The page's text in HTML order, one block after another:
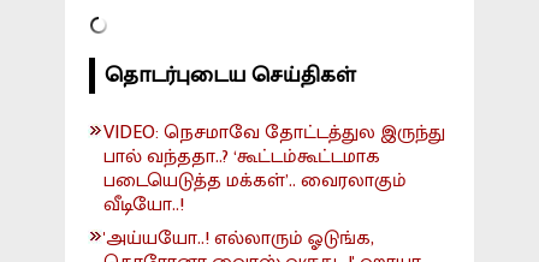
தொடர்புடைய செய்திகள்
VIDEO: நெசமாவே தோட்டத்துல இருந்து
பால் வந்ததா..? ‘கூட்டம்கூட்டமாக
படையெடுத்த மக்கள்’.. வைரலாகும்
வீடியோ..!
'அய்யயோ..! எல்லாரும் ஓடுங்க,